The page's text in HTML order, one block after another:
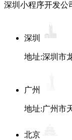
深圳小程序开发公
深圳
地址:深圳市
广州
地址:广州市
北京